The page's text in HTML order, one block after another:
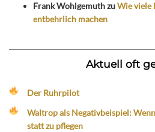
Frank WohlgemuthzuWie viele
entbehrlich machen
Aktuell oft
Der Ruhrpilot
Waltrop als Negativbeispiel:
statt zu pflegen